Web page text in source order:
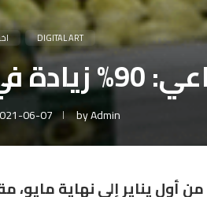
DIGITAL ART
للخارج
byAdmin
06-07